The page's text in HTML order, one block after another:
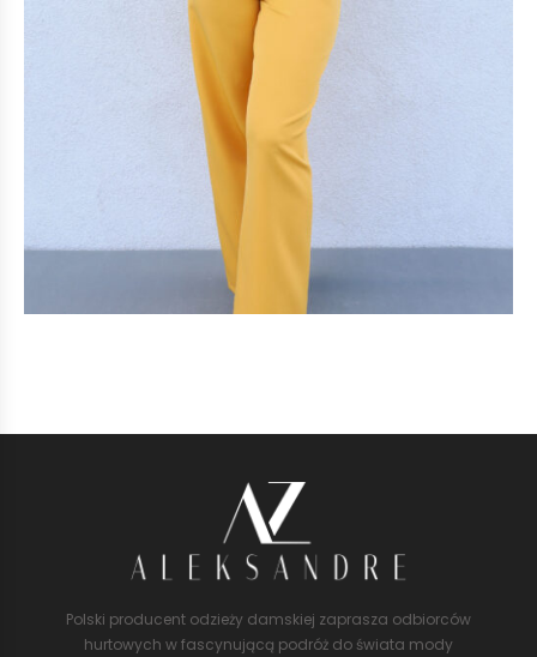
Polski producent odzieży damskiej zaprasza odbiorców
hurtowych w fascynującą podróż do świata mody